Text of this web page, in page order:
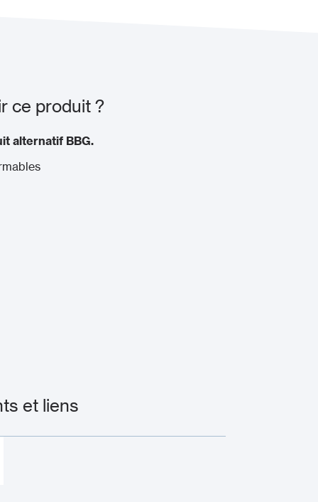
ce produit ?
alternatif BBG.
et liens